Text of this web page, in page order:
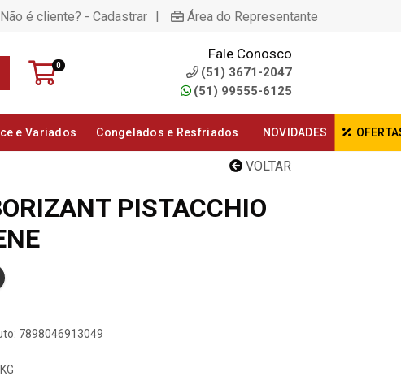
Não é cliente? - Cadastrar | Área do Representante
0
Fale Conosco
(51) 3671-2047
(51) 99555-6125
e Variados Congelados e Resfriados NOVIDADES
VOLTAR
PISTACCHIO
7898046913049